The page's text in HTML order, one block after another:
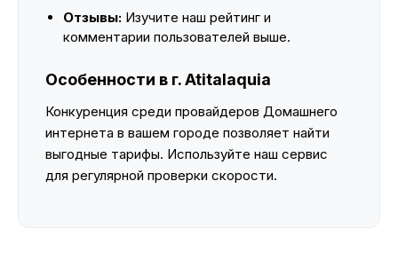
Отзывы: Изучите наш рейтинг и
комментарии пользователей выше.
Особенности в г. Atitalaquia
Конкуренция среди провайдеров Домашнего
интернета в вашем городе позволяет найти
выгодные тарифы. Используйте наш сервис
для регулярной проверки скорости.